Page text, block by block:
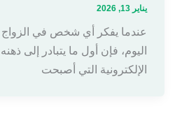
يناير 13, 2026
عندما يفكر أي شخص في الزواج
اليوم، فإن أول ما يتبادر إلى
الإلكترونية التي أصبحت